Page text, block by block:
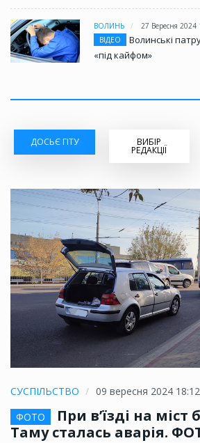
ВОЛИНЬ
27 Вересня 2024
ВІДЕО
Волинські
«під кайфом»
ДОСЬЄ ГІТУ ВИБІР
РЕДАКЦІЇ
СУСПІЛЬСТВО
09 вересня 2024 18:12
ФОТО
При в’їзді на міст
Таму сталась аварія.